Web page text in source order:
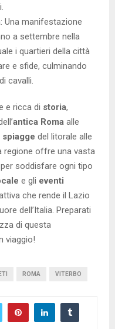
: Una manifestazione
a settembre nella
i quartieri della città
e sfide, culminando
cavalli.
e ricca di storia,
antica Roma alle
spiagge del litorale alle
regione offre una vasta
soddisfare ogni tipo
e gli eventi
che rende il Lazio
dell’Italia. Preparati
di questa
viaggio!
ROMA VITERBO